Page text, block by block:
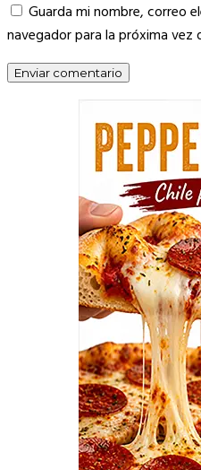
Guarda mi nombre, correo
navegador para la próxima vez